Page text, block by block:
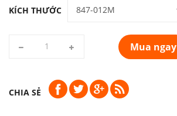
KÍCH THƯỚC
Mua ngay
CHIA SẺ